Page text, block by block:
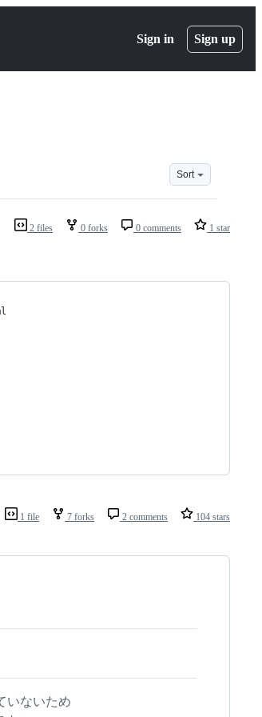
Sign in Sign up
Sort
2 files 0 forks 0 comments 1 star
1 file 7 forks 2 comments 104 stars
いないため